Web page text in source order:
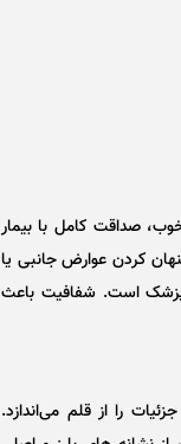
صداقت کامل با بیمار
کردن عوارض جانبی یا
پزشک است. شفافیت باعث
را از قلم می‌اندازد.